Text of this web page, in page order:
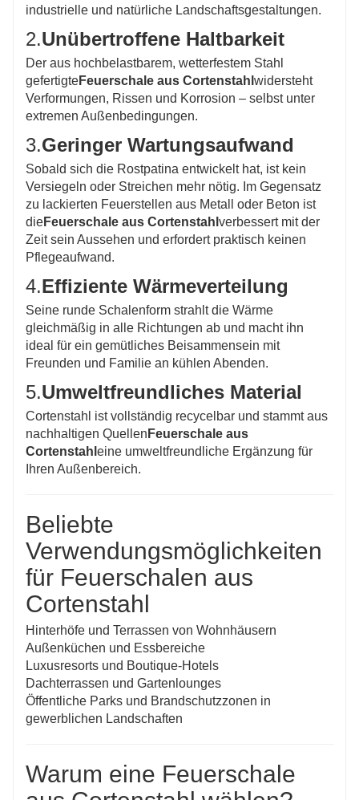
industrielle und natürliche Landschaftsgestaltungen.
2.Unübertroffene Haltbarkeit
Der aus hochbelastbarem, wetterfestem Stahl
gefertigteFeuerschale aus Cortenstahl widersteht
Verformungen, Rissen und Korrosion – selbst unter
extremen Außenbedingungen.
3.Geringer Wartungsaufwand
Sobald sich die Rostpatina entwickelt hat, ist kein
Versiegeln oder Streichen mehr nötig. Im Gegensatz
zu lackierten Feuerstellen aus Metall oder Beton ist
dieFeuerschale aus Cortenstahl verbessert mit der
Zeit sein Aussehen und erfordert praktisch keinen
Pflegeaufwand.
4.Effiziente Wärmeverteilung
Seine runde Schalenform strahlt die Wärme
gleichmäßig in alle Richtungen ab und macht ihn
ideal für ein gemütliches Beisammensein mit
Freunden und Familie an kühlen Abenden.
5.Umweltfreundliches Material
Cortenstahl ist vollständig recycelbar und stammt aus
nachhaltigen Quellen Feuerschale aus
Cortenstahl eine umweltfreundliche Ergänzung für
Ihren Außenbereich.
Beliebte
Verwendungsmöglichkeiten
für Feuerschalen aus
Cortenstahl
Hinterhöfe und Terrassen von Wohnhäusern
Außenküchen und Essbereiche
Luxusresorts und Boutique-Hotels
Dachterrassen und Gartenlounges
Öffentliche Parks und Brandschutzzonen in
gewerblichen Landschaften
Warum eine Feuerschale